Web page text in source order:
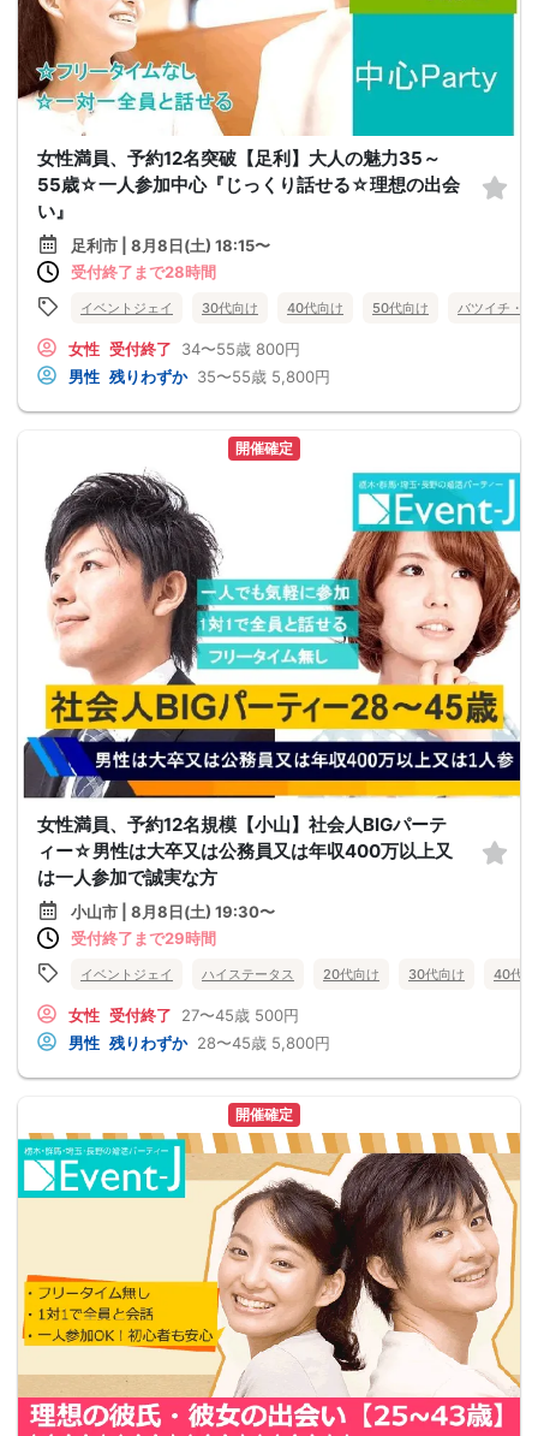
女性満員、予約12名突破【足利】大人の魅力35～
55歳☆一人参加中心『じっくり話せる☆理想の出会
い』
足利市 | 8月8日(土) 18:15〜
受付終了まで28時間
イベントジェイ 30代向け 40代向け 50代向け バツイチ・
女性 受付終了 34〜55歳 800円
男性 残りわずか 35〜55歳 5,800円
開催確定
女性満員、予約12名規模【小山】社会人BIGパーテ
ィー☆男性は大卒又は公務員又は年収400万以上又
は一人参加で誠実な方
小山市 | 8月8日(土) 19:30〜
受付終了まで29時間
イベントジェイ ハイステータス 20代向け 30代向け 40代
女性 受付終了 27〜45歳 500円
男性 残りわずか 28〜45歳 5,800円
開催確定